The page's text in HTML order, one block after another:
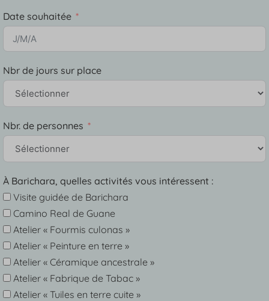
Date souhaitée
Nbr de jours sur place
Nbr. de personnes
À Barichara, quelles activités vous intéressent :
Visite guidée de Barichara
Camino Real de Guane
Atelier « Fourmis culonas »
Atelier « Peinture en terre »
Atelier « Céramique ancestrale »
Atelier « Fabrique de Tabac »
Atelier « Tuiles en terre cuite »